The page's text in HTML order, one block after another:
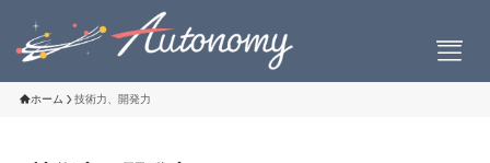
ホーム 技術力、開発力